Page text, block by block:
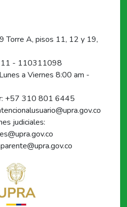
Torre A, pisos 11, 12 y 19,
- 110311098
a Viernes 8:00 am -
+57 310 801 6445
judiciales: